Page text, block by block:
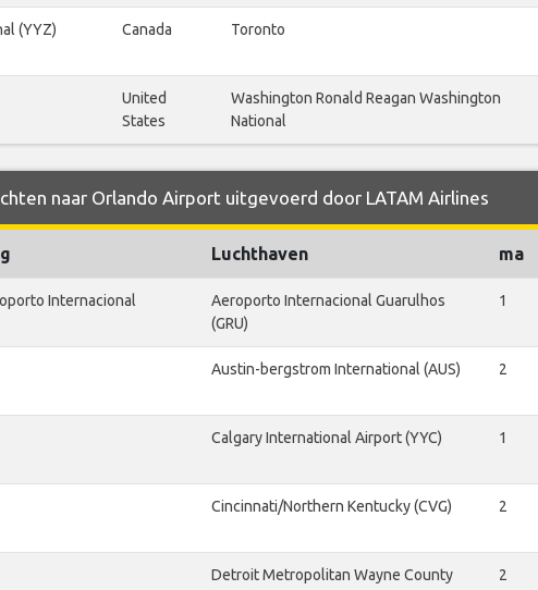
(YYZ) Canada Toronto
United
States
Washington Ronald Reagan Washington
National
naar Orlando Airport uitgevoerd door LATAM Airlines
Luchthaven ma
Internacional
Aeroporto Internacional Guarulhos
(GRU)
1
Austin-bergstrom International (AUS) 2
Calgary International Airport (YYC) 1
Cincinnati/Northern Kentucky (CVG) 2
Detroit Metropolitan Wayne County
2